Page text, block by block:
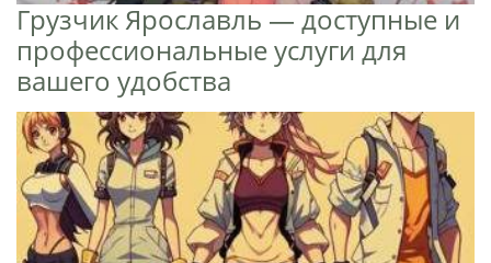
Грузчик Ярославль — доступные и
профессиональные услуги для
вашего удобства